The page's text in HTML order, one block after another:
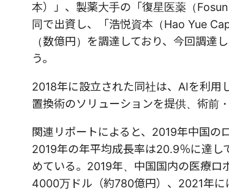
本）」、製薬大手の「復星医薬（
同で出資し、「浩悦資本（Hao Yue
（数億円）を調達しており、今回調
う。
2018年に設立された同社は、AIを利用
置換術のソリューションを提供、術前
関連リポートによると、2019年中国
2019年の年平均成長率は20.9％に達
めている。2019年、中国国内の医療
4000万ドル（約780億円）、2021年に